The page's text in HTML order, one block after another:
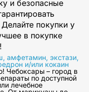
и безопасные
покупки у
в покупке
экстази,
и/или кокаин
Чебоксары – город в
по доступной
лечебное